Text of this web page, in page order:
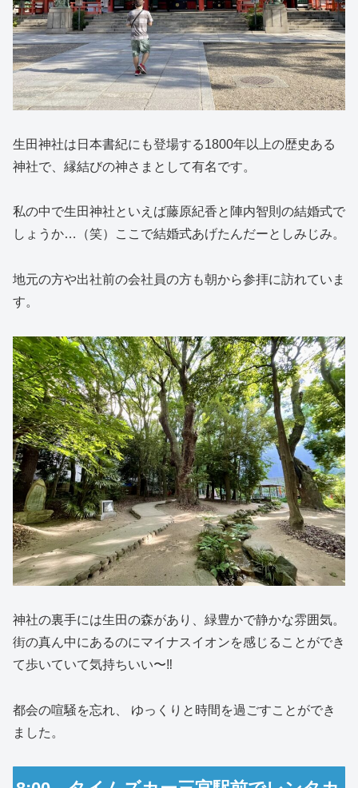
生田神社は日本書紀にも登場する1800年以上の歴史ある
神社で、縁結びの神さまとして有名です。
私の中で生田神社といえば藤原紀香と陣内智則の結婚式で
しょうか…（笑）ここで結婚式あげたんだーとしみじみ。
地元の方や出社前の会社員の方も朝から参拝に訪れていま
す。
神社の裏手には生田の森があり、緑豊かで静かな雰囲気。
街の真ん中にあるのにマイナスイオンを感じることができ
て歩いていて気持ちいい〜‼️
都会の喧騒を忘れ、 ゆっくりと時間を過ごすことができ
ました。